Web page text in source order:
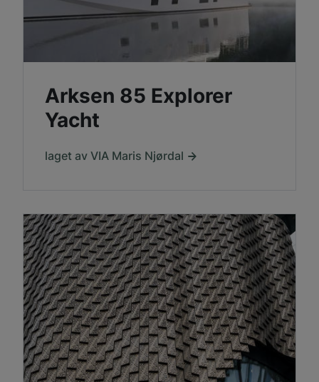
Arksen 85 Explorer
Yacht
laget av VIA Maris Njørdal